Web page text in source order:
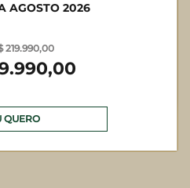
AGOSTO 2026
219.990,00
QUERO